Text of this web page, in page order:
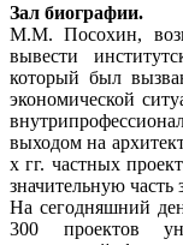
Зал биографии.
М.М. Посохин,
вывести
который был
экономической
выходом на
х гг. частных
значительную
На сегодняшний
300 проектов